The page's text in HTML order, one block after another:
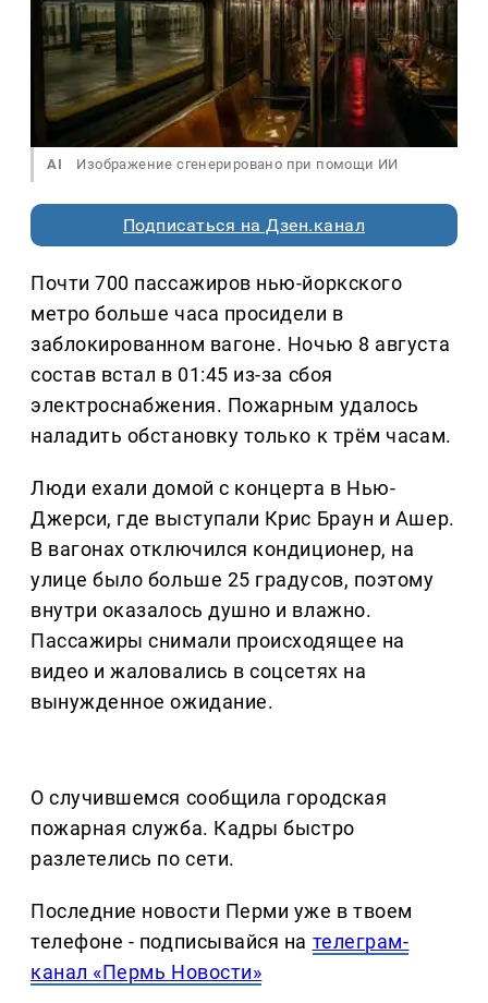
AI Изображение сгенерировано при помощи ИИ
Подписаться на Дзен.канал
Почти 700 пассажиров нью-йоркского
метро больше часа просидели в
заблокированном вагоне. Ночью 8 августа
состав встал в 01:45 из-за сбоя
электроснабжения. Пожарным удалось
наладить обстановку только к трём часам.
Люди ехали домой с концерта в Нью-
Джерси, где выступали Крис Браун и Ашер.
В вагонах отключился кондиционер, на
улице было больше 25 градусов, поэтому
внутри оказалось душно и влажно.
Пассажиры снимали происходящее на
видео и жаловались в соцсетях на
вынужденное ожидание.
О случившемся сообщила городская
пожарная служба. Кадры быстро
разлетелись по сети.
Последние новости Перми уже в твоем
телефоне - подписывайся на телеграм-
канал «Пермь Новости»